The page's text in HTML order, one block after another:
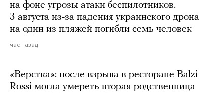
на фоне угрозы атаки беспилотников.
3 августа из-за падения украинского дрона
на один из пляжей погибли семь человек
час назад
«Верстка»: после взрыва в ресторане Balzi
Rossi могла умереть вторая родственница